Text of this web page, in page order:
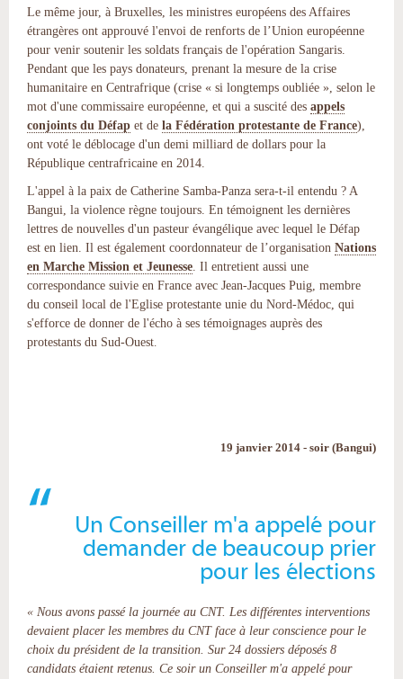
Le même jour, à Bruxelles, les ministres européens des Affaires
étrangères ont approuvé l'envoi de renforts de l’Union européenne
pour venir soutenir les soldats français de l'opération Sangaris.
Pendant que les pays donateurs, prenant la mesure de la crise
humanitaire en Centrafrique (crise « si longtemps oubliée », selon le
mot d'une commissaire européenne, et qui a suscité des appels
conjoints du Défap et de la Fédération protestante de France),
ont voté le déblocage d'un demi milliard de dollars pour la
République centrafricaine en 2014.
L'appel à la paix de Catherine Samba-Panza sera-t-il entendu ? A
Bangui, la violence règne toujours. En témoignent les dernières
lettres de nouvelles d'un pasteur évangélique avec lequel le Défap
est en lien. Il est également coordonnateur de l’organisation Nations
en Marche Mission et Jeunesse . Il entretient aussi une
correspondance suivie en France avec Jean-Jacques Puig, membre
du conseil local de l'Eglise protestante unie du Nord-Médoc, qui
s'efforce de donner de l'écho à ses témoignages auprès des
protestants du Sud-Ouest.
19 janvier 2014 - soir (Bangui)
Un Conseiller m'a appelé pour
demander de beaucoup prier
pour les élections
« Nous avons passé la journée au CNT. Les différentes interventions
devaient placer les membres du CNT face à leur conscience pour le
choix du président de la transition. Sur 24 dossiers déposés 8
candidats étaient retenus. Ce soir un Conseiller m'a appelé pour